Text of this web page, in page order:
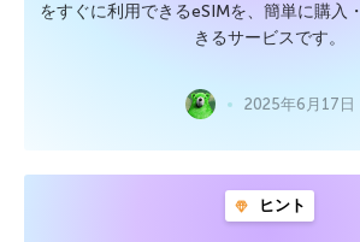
をすぐに利用できるeSIMを、簡単に購入
きるサービスです。
2025年6月17日
ヒント